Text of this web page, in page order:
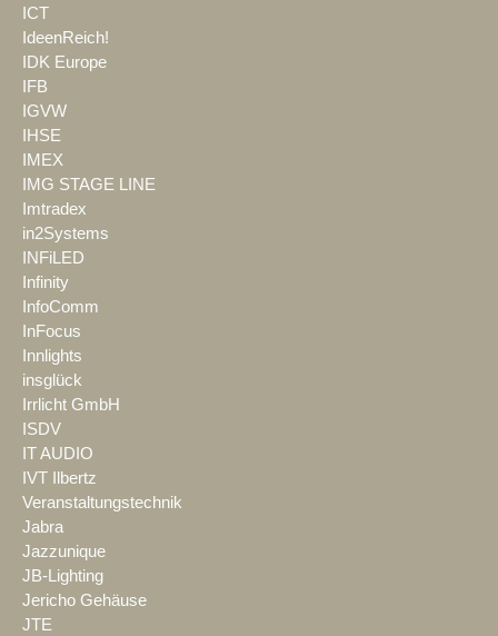
ICT
IdeenReich!
IDK Europe
IFB
IGVW
IHSE
IMEX
IMG STAGE LINE
Imtradex
in2Systems
INFiLED
Infinity
InfoComm
InFocus
Innlights
insglück
Irrlicht GmbH
ISDV
IT AUDIO
IVT Ilbertz
Veranstaltungstechnik
Jabra
Jazzunique
JB-Lighting
Jericho Gehäuse
JTE